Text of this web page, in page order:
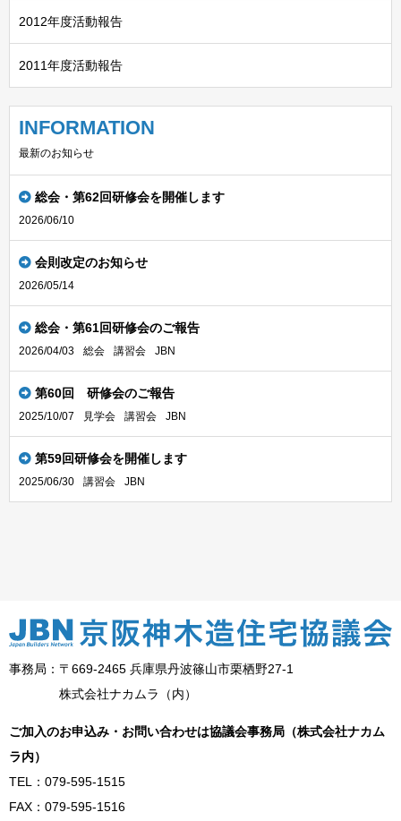
2012年度活動報告
2011年度活動報告
INFORMATION
最新のお知らせ
総会・第62回研修会を開催します
2026/06/10
会則改定のお知らせ
2026/05/14
総会・第61回研修会のご報告
2026/04/03 総会 講習会 JBN
第60回 研修会のご報告
2025/10/07 見学会 講習会 JBN
第59回研修会を開催します
2025/06/30 講習会 JBN
事務局：〒669-2465 兵庫県丹波篠山市栗栖野27-1
株式会社ナカムラ（内）
ご加入のお申込み・お問い合わせは協議会事務局（株式会社ナカム
ラ内）
TEL：079-595-1515
FAX：079-595-1516